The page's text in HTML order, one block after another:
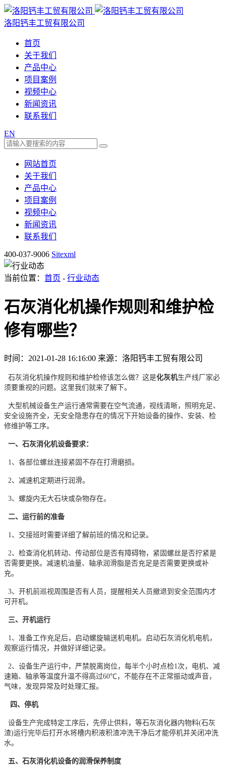
洛阳钙丰工贸有限公司
首页
关于我们
产品中心
项目案例
视频中心
新闻资讯
联系我们
EN
网站首页
关于我们
产品中心
项目案例
视频中心
新闻资讯
联系我们
400-037-9006 Sitexml
当前位置： 首页 - 行业动态
石灰消化机操作规则和维护检
修有哪些？
时间：2021-01-28 16:16:00 来源：洛阳钙丰工贸有限公司
石灰消化机操作规则和维护检修该怎么做？这是化灰机生产线厂家必
须要重视的问题。这里我们就来了解下。
大型机械设备生产运行通常需要在空气流通，视线清晰，照明充足、
安全设施齐全，无安全隐患存在的情况下开始设备的操作、安装、检
修维护等工序。
一、石灰消化机设备要求：
1、各部位螺丝连接紧固不存在打滑磨损。
2、减速机定期进行润滑。
3、螺旋内无大石块或杂物存在。
二、运行前的准备
1、交接班时需要详细了解前班的情况和记录。
2、检查消化机转动、传动部位是否有障碍物，紧固螺丝是否拧紧是
否需要更换。减速机油量、轴承润滑脂是否充足是否需要更换或补
充。
3、开机前巡视周围是否有人员，提醒相关人员撤退到安全范围内才
可开机。
三、开机运行
1、准备工作充足后，启动螺旋输送机电机。启动石灰消化机电机，
观察运行情况，并做好详细记录。
2、设备生产运行中，严禁脱离岗位，每半个小时点检1次，电机、减
速箱、轴承等温度升温不得高过60℃，不能存在不正常振动或声音，
气味，发现异常及时处理汇报。
四、停机
设备生产完成特定工序后，先停止供料，等石灰消化器内物料(石灰
渣)运行完毕后打开水将槽内积液积渣冲洗干净后才能停机并关闭冲洗
水。
五、石灰消化机设备的润滑保养制度